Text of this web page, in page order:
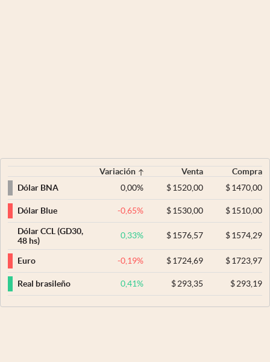
Variación Venta
Compra
Dólar BNA
0,00% $ 1520,00 $1470,00
Dólar Blue -0,65% $ 1530,00 $1510,00
Dólar CCL (GD30,
48 hs)
0,33% $ 1576,57 $1574,29
Euro -0,19% $ 1724,69 $1723,97
Real brasileño 0,41% $ 293,35 $293,19